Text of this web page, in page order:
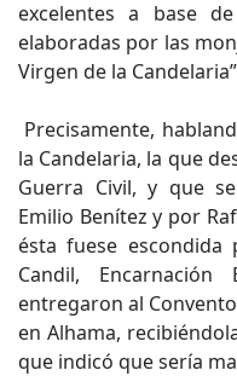
excelentes a base
elaboradas por las
Virgen de la
Precisamente,
la Candelaria, la que
Guerra Civil, y que
Emilio Benítez y por
ésta fuese
Candil,
entregaron al
en Alhama,
que indicó que sería